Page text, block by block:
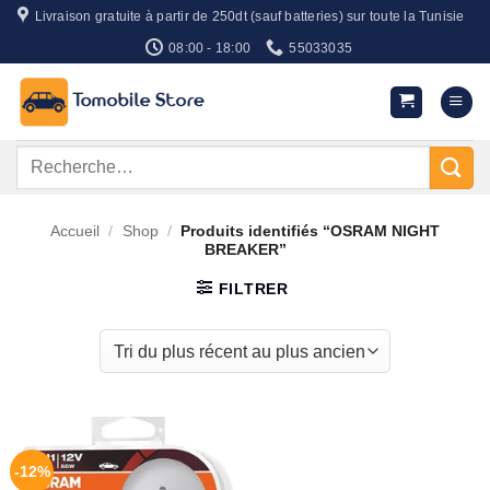
Passer
contenu
Livraison gratuite à partir de 250dt (sauf batteries) sur toute la Tunisie
08:00 - 18:00 55033035
Recherche
Accueil / Shop / Produits identifiés “OSRAM NIGHT
BREAKER”
FILTRER
-12%